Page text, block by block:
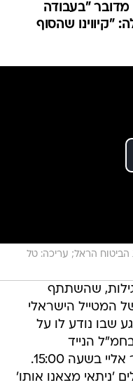
מדובר "בעבודה
שהסוף
הביטוח הראל; עריכה: טל
שהשתתף
המטייל הישראלי
שבו נודע לו על
הנייד
בקטמנדו: "הצוות שלנו התקשר אליי בשעה 15:00.
'ניתאי מצאנו אותו'